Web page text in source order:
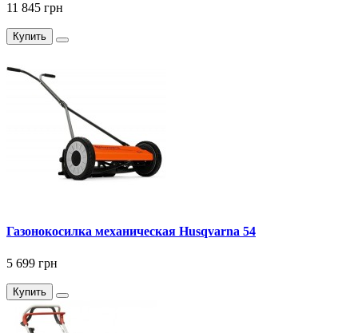
11 845 грн
Купить
Газонокосилка механическая Husqvarna 54
5 699 грн
Купить